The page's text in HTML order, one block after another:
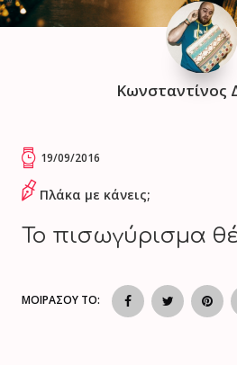
Κωνσταντίνος
19/09/2016
Πλάκα με κάνεις;
Το πισωγύρισμα
ΜΟΙΡΑΣΟΥ ΤΟ: